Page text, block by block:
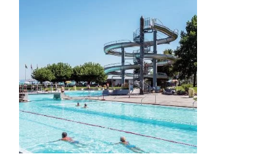
Romanshorn:
offizielle
Mitteilungen